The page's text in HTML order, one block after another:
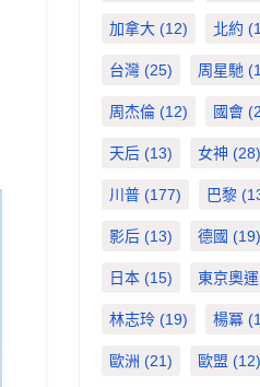
加拿大(12) 北約
台灣(25) 周星馳
周杰倫(12) 國會
天后(13) 女神 (28)
川普(177) 巴黎
影后(13) 德國 (19)
日本(15) 東京奧運
林志玲(19) 楊冪
歐洲 (21) 歐盟 (12)